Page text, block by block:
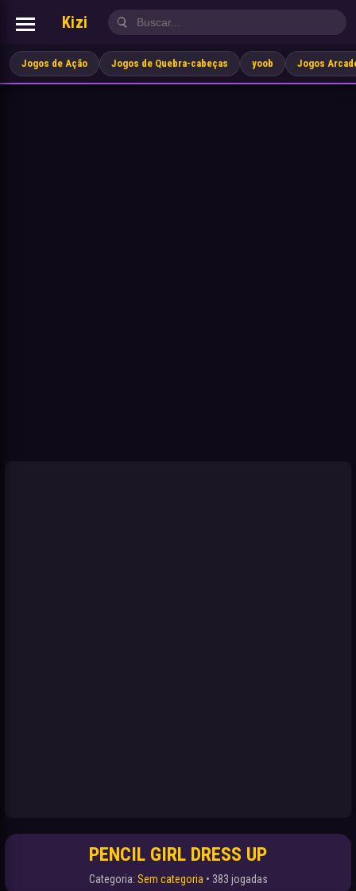
Kizi
Jogos de Ação Jogos de Quebra-cabeças yoob Jogos
PENCIL GIRL DRESS UP
Categoria: Sem categoria • 383 jogadas